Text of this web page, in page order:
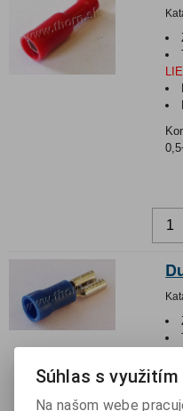
Súhlas s
Na našom webe